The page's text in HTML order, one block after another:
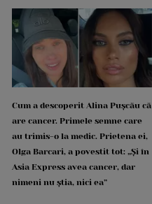
Cum a descoperit Alina Pușcău că
are cancer. Primele semne care
au trimis-o la medic. Prietena ei,
Olga Barcari, a povestit tot: „Și în
Asia Express avea cancer, dar
nimeni nu știa, nici ea”